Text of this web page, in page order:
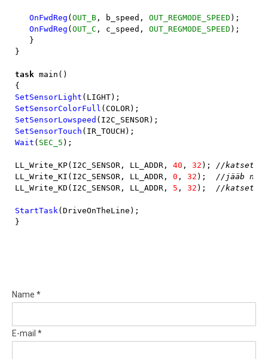
OnFwdReg ( OUT_B , b_speed, OUT_REGMODE_SPEED );
OnFwdReg ( OUT_C , c_speed, OUT_REGMODE_SPEED );
   }
}
task main()
SetSensorLight
SetSensorColorFull
SetSensorLowspeed
SetSensorTouch
Wait ( SEC_5 );
LL_Write_KP(I2C_SENSOR, LL_ADDR, 40 , 32 );
LL_Write_KI(I2C_SENSOR, LL_ADDR, 0 , 32 );
LL_Write_KD(I2C_SENSOR, LL_ADDR, 5 , 32 ); //
StartTask(DriveOnTheLine);
}
Name *
E-mail *